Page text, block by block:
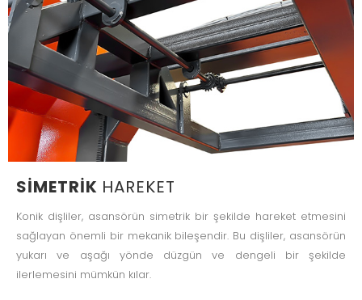
SIMETRIK HAREKET
Konik dişliler, asansörün simetrik bir şekilde hareket etmesini
sağlayan önemli bir mekanik bileşendir. Bu dişliler, asansörün
yukarı ve aşağı yönde düzgün ve dengeli bir şekilde
ilerlemesini mümkün kılar.